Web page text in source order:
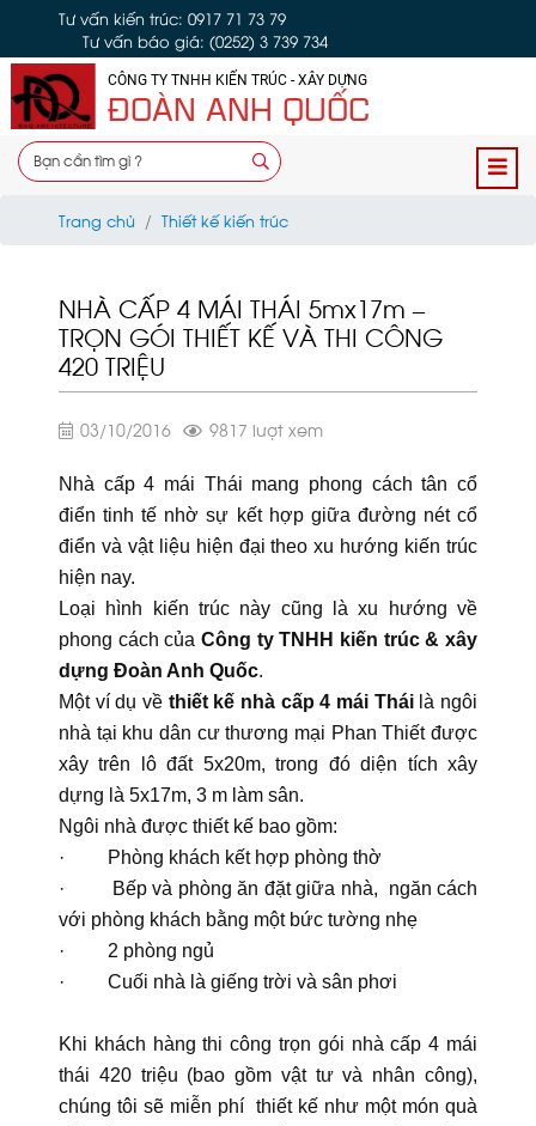
Tư vấn kiến trúc: 0917 71 73 79
Tư vấn báo giá: (0252) 3 739 734
CÔNG TY TNHH KIẾN TRÚC - XÂY DỰNG
ĐOÀN ANH QUỐC
Trang chủ Thiết kế kiến trúc
NHÀ CẤP 4 MÁI THÁI 5mx17m –
TRỌN GÓI THIẾT KẾ VÀ THI CÔNG
420 TRIỆU
03/10/2016 9817 lượt xem
Nhà cấp 4 mái Thái mang phong cách tân cổ
điển tinh tế nhờ sự kết hợp giữa đường nét cổ
điển và vật liệu hiện đại theo xu hướng kiến trúc
hiện nay.
Loại hình kiến trúc này cũng là xu hướng về
phong cách của Công ty TNHH kiến trúc & xây
dựng Đoàn Anh Quốc.
Một ví dụ về thiết kế nhà cấp 4 mái Tháilà ngôi
nhà tại khu dân cư thương mại Phan Thiết được
xây trên lô đất 5x20m, trong đó diện tích xây
dựng là 5x17m, 3 m làm sân.
Ngôi nhà được thiết kế bao gồm:
· Phòng khách kết hợp phòng thờ
· Bếp và phòng ăn đặt giữa nhà, ngăn cách
với phòng khách bằng một bức tường nhẹ
· 2 phòng ngủ
· Cuối nhà là giếng trời và sân phơi
Khi khách hàng thi công trọn gói nhà cấp 4 mái
thái 420 triệu (bao gồm vật tư và nhân công),
chúng tôi sẽ miễn phí thiết kế như một món quà